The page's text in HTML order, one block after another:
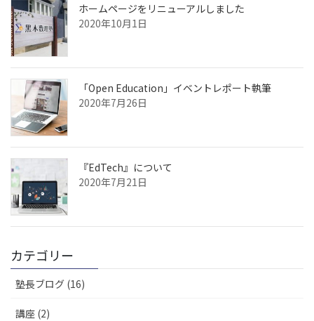
ホームページをリニューアルしました
2020年10月1日
「Open Education」イベントレポート執筆
2020年7月26日
『EdTech』について
2020年7月21日
カテゴリー
塾長ブログ (16)
講座 (2)